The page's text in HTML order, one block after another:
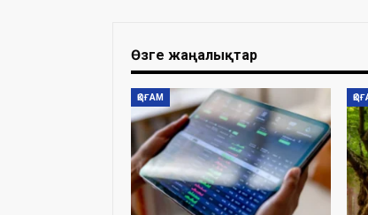
Өзге жаңалықтар
ҚОҒАМ